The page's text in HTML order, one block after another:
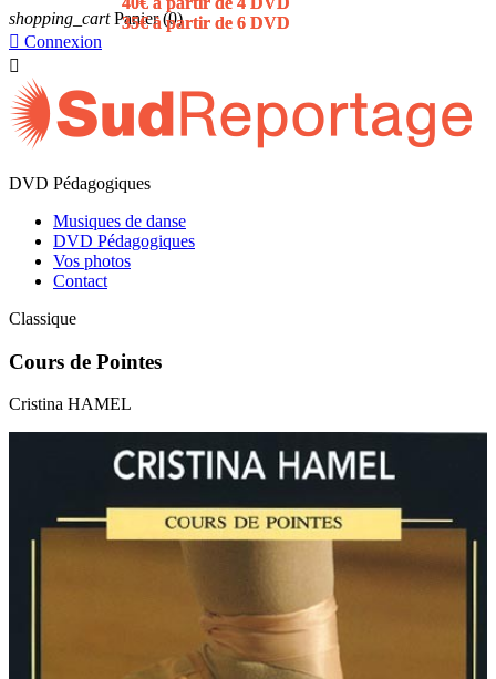
shopping_cart Panier (0)
 Connexion

DVD Pédagogiques
Musiques de danse
DVD Pédagogiques
Vos photos
Contact
Classique
Cours de Pointes
Cristina HAMEL
35€ à partir de 6 DVD
35€ à partir de 6 DVD